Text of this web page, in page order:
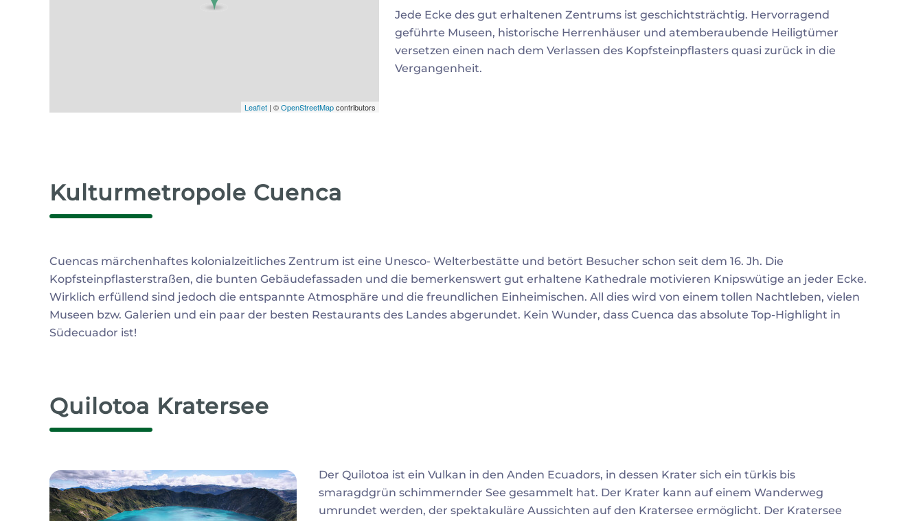
Leaflet | ©OpenStreetMapcontributors
Jede Ecke des gut erhaltenen Zentrums ist geschichtsträchtig. Hervorragend
geführte Museen, historische Herrenhäuser und atemberaubende Heiligtümer
versetzen einen nach dem Verlassen des Kopfsteinpflasters quasi zurück in die
Vergangenheit.
Kulturmetropole Cuenca
Cuencas märchenhaftes kolonialzeitliches Zentrum ist eine Unesco- Welterbestätte und betört Besucher schon seit dem 16. Jh. Die
Kopfsteinpflasterstraßen, die bunten Gebäudefassaden und die bemerkenswert gut erhaltene Kathedrale motivieren Knipswütige an jeder Ecke.
Wirklich erfüllend sind jedoch die entspannte Atmosphäre und die freundlichen Einheimischen. All dies wird von einem tollen Nachtleben, vielen
Museen bzw. Galerien und ein paar der besten Restaurants des Landes abgerundet. Kein Wunder, dass Cuenca das absolute Top-Highlight in
Südecuador ist!
Quilotoa Kratersee
Der Quilotoa ist ein Vulkan in den Anden Ecuadors, in dessen Krater sich ein türkis bis
smaragdgrün schimmernder See gesammelt hat. Der Krater kann auf einem Wanderweg
umrundet werden, der spektakuläre Aussichten auf den Kratersee ermöglicht. Der Kratersee